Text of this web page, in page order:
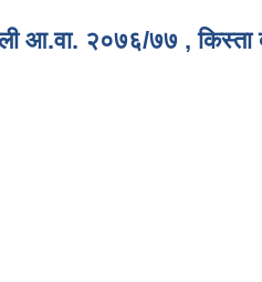
आ.वा. २०७६/७७ , किस्ता